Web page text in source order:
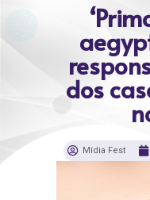
dos
Mídia Fest